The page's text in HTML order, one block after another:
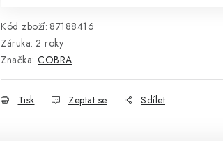
Kód zboží: 87188416
Záruka: 2 roky
Značka: COBRA
Tisk Zeptat se Sdílet